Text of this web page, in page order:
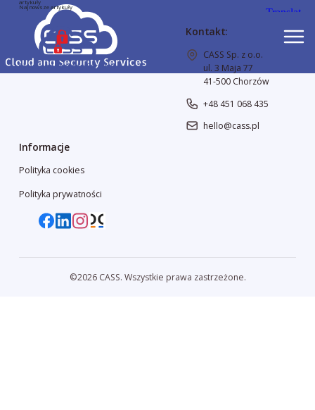
artykuły
Najnowsze artykuły
Kontakt:
CASS Sp. z o.o.
ul. 3 Maja 77
41-500 Chorzów
+48 451 068 435
hello@cass.pl
Informacje
Polityka cookies
Polityka prywatności
©2026 CASS. Wszystkie prawa zastrzeżone.